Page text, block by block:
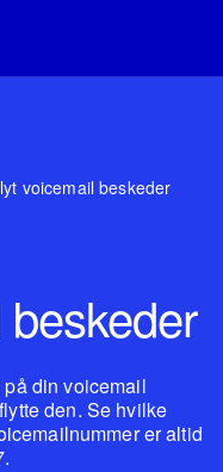
voicemail beskeder
din voicemail
den. Se hvilke
er altid